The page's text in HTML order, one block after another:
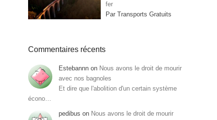
fer
Par Transports Gratuits
Commentaires récents
Estebannn on Nous avons le droit de mourir
avec nos bagnoles
Et dire que l'abolition d'un certain système
écono…
pedibus on Nous avons le droit de mourir